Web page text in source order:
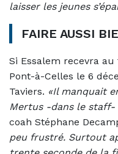
laisser les jeunes
FAIRE AUSSI
Si Essalem recevra au
Pont-à-Celles le 6
Taviers. «Il manquait
Mertus -dans le staff-
coah Stéphane
peu frustré. Surtout